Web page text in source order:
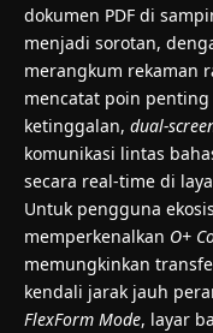
dokumen PDF di
menjadi sorotan,
merangkum rekaman
mencatat poin
ketinggalan, dual-
komunikasi lintas
secara real-time di
Untuk pengguna
memperkenalkan O+
memungkinkan
kendali jarak jauh
FlexForm Mode, layar